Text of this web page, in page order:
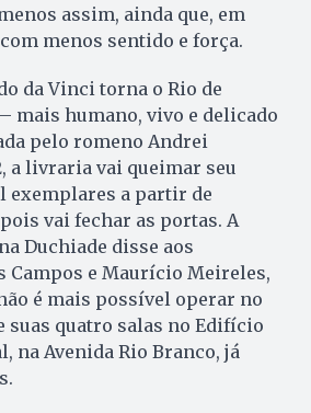
assim, ainda que, em
menos sentido e força.
da Vinci torna o Rio de
mais humano, vivo e delicado
pelo romeno Andrei
a livraria vai queimar seu
exemplares a partir de
pois vai fechar as portas. A
Duchiade disse aos
Campos e Maurício Meireles,
não é mais possível operar no
suas quatro salas no Edifício
na Avenida Rio Branco, já